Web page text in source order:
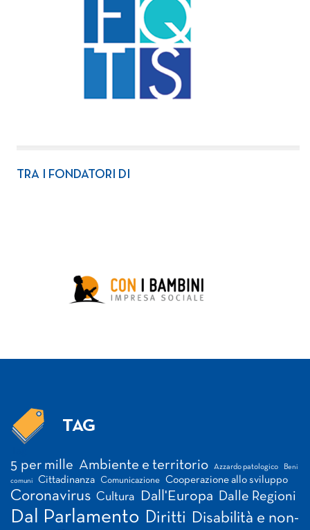
TRA I FONDATORI DI
TAG
5 per mille Ambiente e territorio Azzardo patologico Beni
comuni Cittadinanza Comunicazione Cooperazione allo sviluppo
Coronavirus Cultura Dall'Europa Dalle Regioni
Dal Parlamento Diritti Disabilità e non-